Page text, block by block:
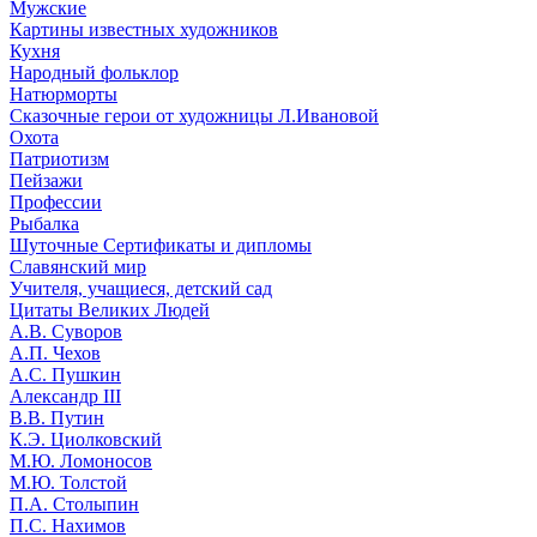
Мужские
Картины известных художников
Кухня
Народный фольклор
Натюрморты
Сказочные герои от художницы Л.Ивановой
Охота
Патриотизм
Пейзажи
Профессии
Рыбалка
Шуточные Сертификаты и дипломы
Славянский мир
Учителя, учащиеся, детский сад
Цитаты Великих Людей
А.В. Суворов
А.П. Чехов
А.С. Пушкин
Александр III
В.В. Путин
К.Э. Циолковский
М.Ю. Ломоносов
М.Ю. Толстой
П.А. Столыпин
П.С. Нахимов